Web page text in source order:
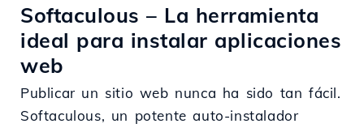
Softaculous – La herramienta
ideal para instalar aplicaciones
web
Publicar un sitio web nunca ha sido tan fácil.
Softaculous, un potente auto-instalador